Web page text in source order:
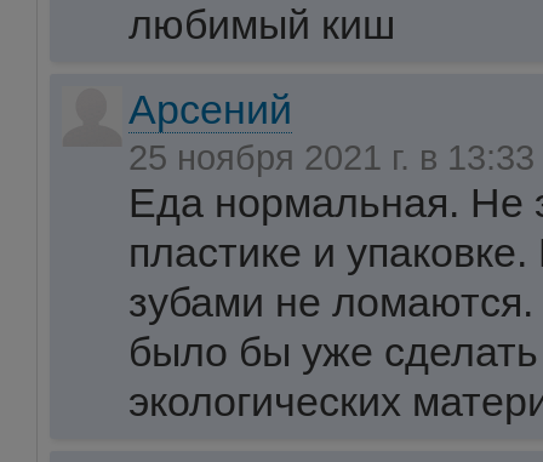
любимый киш
Арсений
25 ноября 2021 г. в 13:33
Еда нормальная. Не
пластике и
зубами не
было бы уже сделать
экологических